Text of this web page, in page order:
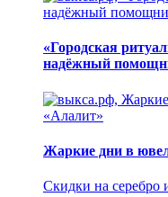
«Городская
надёжный
Жаркие дни в
Скидки на серебро